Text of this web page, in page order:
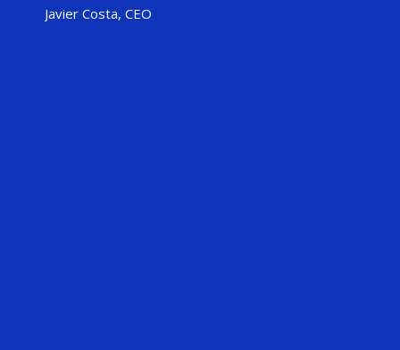
Javier Costa, CEO